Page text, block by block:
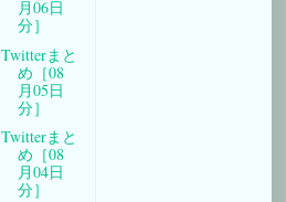
月06日
分］
Twitterまと
め［08
月05日
分］
Twitterまと
め［08
月04日
分］